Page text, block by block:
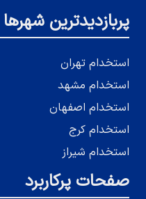
پربازدیدترین شهرها
استخدام تهران
استخدام مشهد
استخدام اصفهان
استخدام کرج
استخدام شیراز
صفحات پرکاربرد